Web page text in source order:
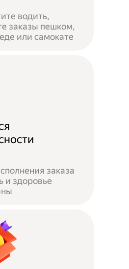
водить,
заказы пешком,
или самокате
заказа
и здоровье